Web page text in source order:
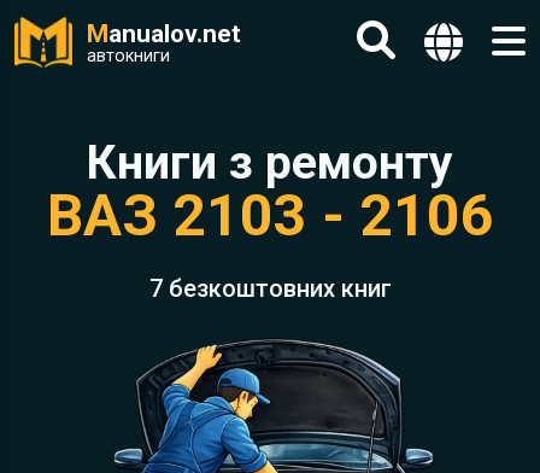
Manualov.net
автокниги
Книги з ремонту
ВАЗ 2103 - 2106
7 безкоштовних книг